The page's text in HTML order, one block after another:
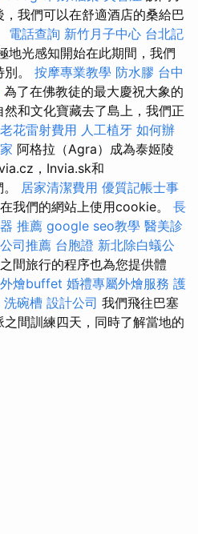
我們可以在舒適酒店的桑給巴
電話查詢 新竹月子中心 台北記
地光感知開始在此期間，我們
。 按摩專業教學 防水膠 台中
為了在佛教徒的最大慶祝大象的
和文化寶藏去了島上，我們正
花雷射費用 人工植牙 如何辦
阿格拉（Agra）成為泰姬陵
，Invia.sk和
居家清潔費用 優質記帳士事
我們的網站上使用cookie。 長
推薦 google seo教學 醫美診
司推薦 台胞證 新北除白蟻公
間旅行的程序也為您提供體
外燴buffet 婚禮專屬外燴服務 護
洗碗槽 設計公司 我們飛往巴塞
間訓練四天，同時了解當地的